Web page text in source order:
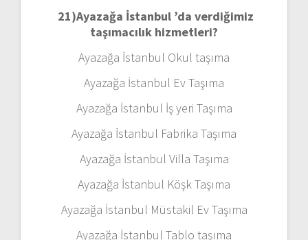
21)Ayazağa İstanbul ’da verdiğimiz
taşımacılık hizmetleri?
Ayazağa İstanbul Okul taşıma
Ayazağa İstanbul Ev Taşıma
Ayazağa İstanbul İş yeri Taşıma
Ayazağa İstanbul Fabrika Taşıma
Ayazağa İstanbul Villa Taşıma
Ayazağa İstanbul Köşk Taşıma
Ayazağa İstanbul Müstakil Ev Taşıma
Ayazağa İstanbul Tablo taşıma